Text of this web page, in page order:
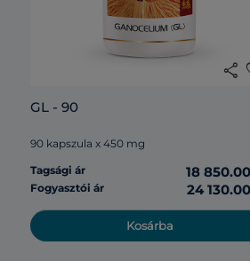
share
GL - 90
90 kapszula x 450 mg
Tagsági ár
18
Fogyasztói ár 24
Kosárba